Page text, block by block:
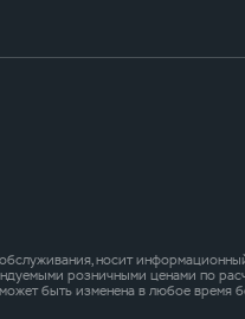
носит
розничными ценами по
быть изменена в любое время